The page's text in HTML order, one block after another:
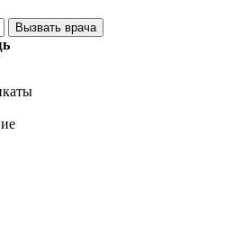
Вызвать врача